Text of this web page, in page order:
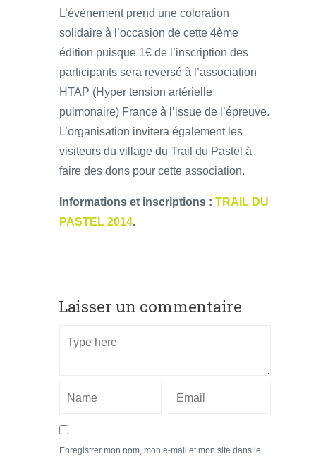
L’évènement prend une coloration
solidaire à l’occasion de cette 4ème
édition puisque 1€ de l’inscription des
participants sera reversé à l’association
HTAP (Hyper tension artérielle
pulmonaire) France à l’issue de l’épreuve.
L’organisation invitera également les
visiteurs du village du Trail du Pastel à
faire des dons pour cette association.
Informations et inscriptions : TRAIL DU
PASTEL 2014.
Laisser un commentaire
Enregistrer mon nom, mon e-mail et mon site dans le